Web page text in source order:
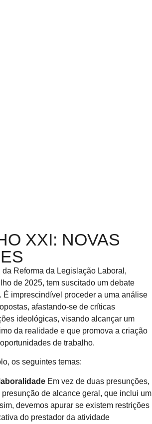
XXI: NOVAS
Reforma da Legislação Laboral,
de 2025, tem suscitado um debate
É imprescindível proceder a uma análise
afastando-se de críticas
ideológicas, visando alcançar um
da realidade e que promova a criação
de trabalho.
os seguintes temas:
Em vez de duas presunções,
presunção de alcance geral, que inclui um
devemos apurar se existem restrições
do prestador da atividade